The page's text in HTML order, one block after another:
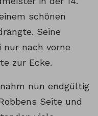
schönen
Seine
nur nach vorne
zur Ecke.
nun endgültig
Seite und